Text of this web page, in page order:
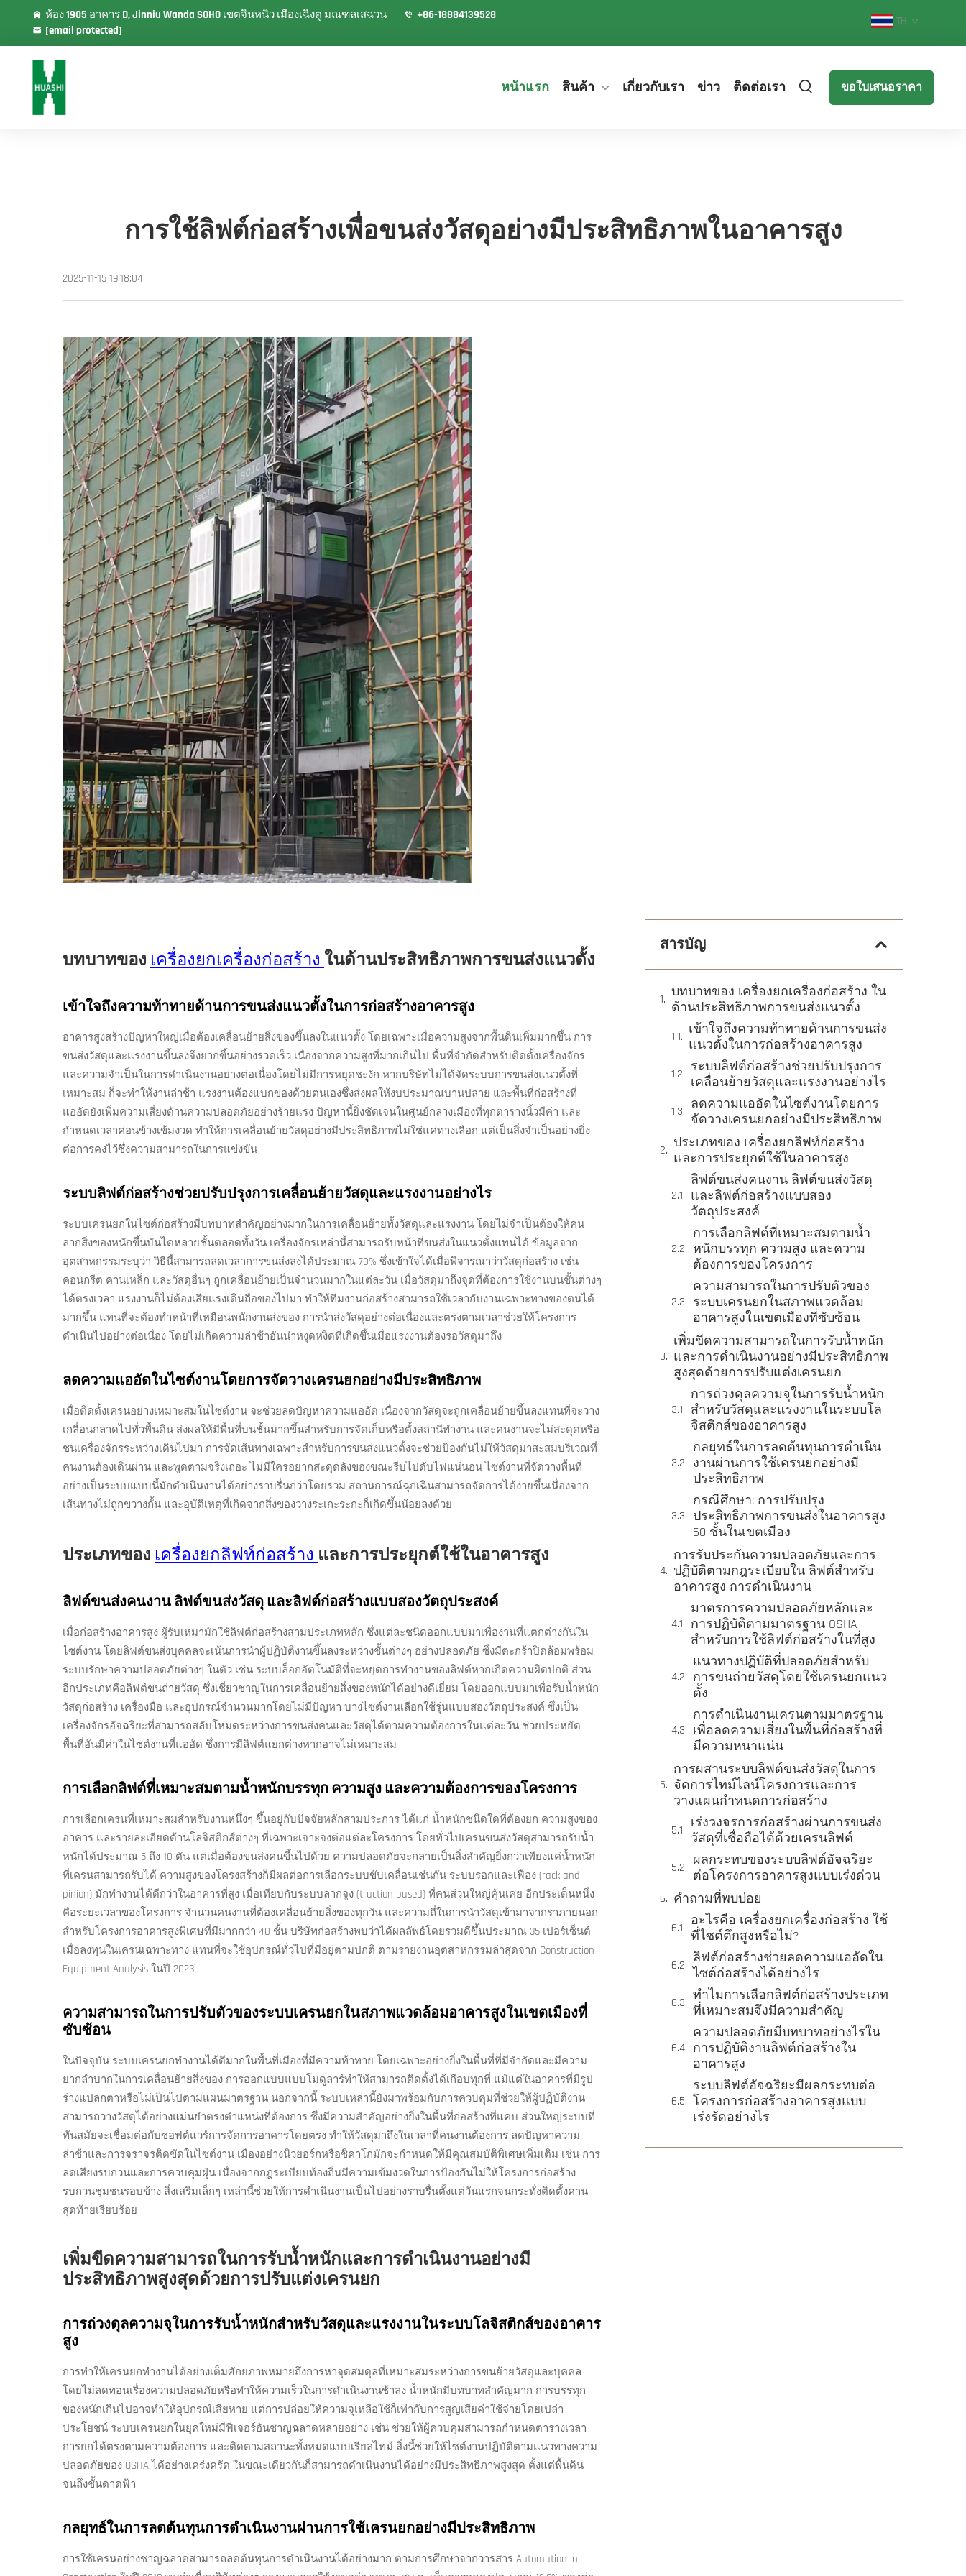
ห้อง 1905 อาคาร D, Jinniu Wanda SOHO เขตจินหนิว เมืองเฉิงตู มณฑลเสฉวน
+86-18884139528
[email protected]
TH
หน้าแรก สินค้า เกี่ยวกับเรา ข่าว ติดต่อเรา ขอใบเสนอราคา
การใช้ลิฟต์ก่อสร้างเพื่อขนส่งวัสดุอย่างมีประสิทธิภาพในอาคารสูง
2025-11-15 19:18:04
บทบาทของ เครื่องยกเครื่องก่อสร้าง ในด้านประสิทธิภาพการขนส่งแนวตั้ง
เข้าใจถึงความท้าทายด้านการขนส่งแนวตั้งในการก่อสร้างอาคารสูง
อาคารสูงสร้างปัญหาใหญ่เมื่อต้องเคลื่อนย้ายสิ่งของขึ้นลงในแนวตั้ง โดยเฉพาะเมื่อความสูงจากพื้นดินเพิ่มมากขึ้น การ
ขนส่งวัสดุและแรงงานขึ้นลงจึงยากขึ้นอย่างรวดเร็ว เนื่องจากความสูงที่มากเกินไป พื้นที่จำกัดสำหรับติดตั้งเครื่องจักร
และความจำเป็นในการดำเนินงานอย่างต่อเนื่องโดยไม่มีการหยุดชะงัก หากบริษัทไม่ได้จัดระบบการขนส่งแนวตั้งที่
เหมาะสม ก็จะทำให้งานล่าช้า แรงงานต้องแบกของด้วยตนเองซึ่งส่งผลให้งบประมาณบานปลาย และพื้นที่ก่อสร้างที่
แออัดยังเพิ่มความเสี่ยงด้านความปลอดภัยอย่างร้ายแรง ปัญหานี้ยิ่งชัดเจนในศูนย์กลางเมืองที่ทุกตารางนิ้วมีค่า และ
กำหนดเวลาค่อนข้างเข้มงวด ทำให้การเคลื่อนย้ายวัสดุอย่างมีประสิทธิภาพไม่ใช่แค่ทางเลือก แต่เป็นสิ่งจำเป็นอย่างยิ่ง
ต่อการคงไว้ซึ่งความสามารถในการแข่งขัน
ระบบลิฟต์ก่อสร้างช่วยปรับปรุงการเคลื่อนย้ายวัสดุและแรงงานอย่างไร
ระบบเครนยกในไซต์ก่อสร้างมีบทบาทสำคัญอย่างมากในการเคลื่อนย้ายทั้งวัสดุและแรงงาน โดยไม่จำเป็นต้องให้คน
ลากสิ่งของหนักขึ้นบันไดหลายชั้นตลอดทั้งวัน เครื่องจักรเหล่านี้สามารถรับหน้าที่ขนส่งในแนวตั้งแทนได้ ข้อมูลจาก
อุตสาหกรรมระบุว่า วิธีนี้สามารถลดเวลาการขนส่งลงได้ประมาณ 70% ซึ่งเข้าใจได้เมื่อพิจารณาว่าวัสดุก่อสร้าง เช่น
คอนกรีต คานเหล็ก และวัสดุอื่นๆ ถูกเคลื่อนย้ายเป็นจำนวนมากในแต่ละวัน เมื่อวัสดุมาถึงจุดที่ต้องการใช้งานบนชั้นต่างๆ
ได้ตรงเวลา แรงงานก็ไม่ต้องเสียแรงเดินถือของไปมา ทำให้ทีมงานก่อสร้างสามารถใช้เวลากับงานเฉพาะทางของตนได้
มากขึ้น แทนที่จะต้องทำหน้าที่เหมือนพนักงานส่งของ การนำส่งวัสดุอย่างต่อเนื่องและตรงตามเวลาช่วยให้โครงการ
ดำเนินไปอย่างต่อเนื่อง โดยไม่เกิดความล่าช้าอันน่าหงุดหงิดที่เกิดขึ้นเมื่อแรงงานต้องรอวัสดุมาถึง
ลดความแออัดในไซต์งานโดยการจัดวางเครนยกอย่างมีประสิทธิภาพ
เมื่อติดตั้งเครนอย่างเหมาะสมในไซต์งาน จะช่วยลดปัญหาความแออัด เนื่องจากวัสดุจะถูกเคลื่อนย้ายขึ้นลงแทนที่จะวาง
เกลื่อนกลาดไปทั่วพื้นดิน ส่งผลให้มีพื้นที่บนชั้นมากขึ้นสำหรับการจัดเก็บหรือตั้งสถานีทำงาน และคนงานจะไม่สะดุดหรือ
ชนเครื่องจักรระหว่างเดินไปมา การจัดเส้นทางเฉพาะสำหรับการขนส่งแนวตั้งจะช่วยป้องกันไม่ให้วัสดุมาสะสมบริเวณที่
คนงานต้องเดินผ่าน และพูดตามจริงเถอะ ไม่มีใครอยากสะดุดลังของขณะรีบไปดับไฟแน่นอน ไซต์งานที่จัดวางพื้นที่
อย่างเป็นระบบแบบนี้มักดำเนินงานได้อย่างราบรื่นกว่าโดยรวม สถานการณ์ฉุกเฉินสามารถจัดการได้ง่ายขึ้นเนื่องจาก
เส้นทางไม่ถูกขวางกั้น และอุบัติเหตุที่เกิดจากสิ่งของวางระเกะระกะก็เกิดขึ้นน้อยลงด้วย
ประเภทของ เครื่องยกลิฟท์ก่อสร้าง และการประยุกต์ใช้ในอาคารสูง
ลิฟต์ขนส่งคนงาน ลิฟต์ขนส่งวัสดุ และลิฟต์ก่อสร้างแบบสองวัตถุประสงค์
เมื่อก่อสร้างอาคารสูง ผู้รับเหมามักใช้ลิฟต์ก่อสร้างสามประเภทหลัก ซึ่งแต่ละชนิดออกแบบมาเพื่องานที่แตกต่างกันใน
ไซต์งาน โดยลิฟต์ขนส่งบุคคลจะเน้นการนำผู้ปฏิบัติงานขึ้นลงระหว่างชั้นต่างๆ อย่างปลอดภัย ซึ่งมีตะกร้าปิดล้อมพร้อม
ระบบรักษาความปลอดภัยต่างๆ ในตัว เช่น ระบบล็อกอัตโนมัติที่จะหยุดการทำงานของลิฟต์หากเกิดความผิดปกติ ส่วน
อีกประเภทคือลิฟต์ขนถ่ายวัสดุ ซึ่งเชี่ยวชาญในการเคลื่อนย้ายสิ่งของหนักได้อย่างดีเยี่ยม โดยออกแบบมาเพื่อรับน้ำหนัก
วัสดุก่อสร้าง เครื่องมือ และอุปกรณ์จำนวนมากโดยไม่มีปัญหา บางไซต์งานเลือกใช้รุ่นแบบสองวัตถุประสงค์ ซึ่งเป็น
เครื่องจักรอัจฉริยะที่สามารถสลับโหมดระหว่างการขนส่งคนและวัสดุได้ตามความต้องการในแต่ละวัน ช่วยประหยัด
พื้นที่อันมีค่าในไซต์งานที่แออัด ซึ่งการมีลิฟต์แยกต่างหากอาจไม่เหมาะสม
การเลือกลิฟต์ที่เหมาะสมตามน้ำหนักบรรทุก ความสูง และความต้องการของโครงการ
การเลือกเครนที่เหมาะสมสำหรับงานหนึ่งๆ ขึ้นอยู่กับปัจจัยหลักสามประการ ได้แก่ น้ำหนักชนิดใดที่ต้องยก ความสูงของ
อาคาร และรายละเอียดด้านโลจิสติกส์ต่างๆ ที่เฉพาะเจาะจงต่อแต่ละโครงการ โดยทั่วไปเครนขนส่งวัสดุสามารถรับน้ำ
หนักได้ประมาณ 5 ถึง 10 ตัน แต่เมื่อต้องขนส่งคนขึ้นไปด้วย ความปลอดภัยจะกลายเป็นสิ่งสำคัญยิ่งกว่าเพียงแค่น้ำหนัก
ที่เครนสามารถรับได้ ความสูงของโครงสร้างก็มีผลต่อการเลือกระบบขับเคลื่อนเช่นกัน ระบบรอกและเฟือง (rack and
pinion) มักทำงานได้ดีกว่าในอาคารที่สูง เมื่อเทียบกับระบบลากจูง (traction based) ที่คนส่วนใหญ่คุ้นเคย อีกประเด็นหนึ่ง
คือระยะเวลาของโครงการ จำนวนคนงานที่ต้องเคลื่อนย้ายสิ่งของทุกวัน และความถี่ในการนำวัสดุเข้ามาจากราภายนอก
สำหรับโครงการอาคารสูงพิเศษที่มีมากกว่า 40 ชั้น บริษัทก่อสร้างพบว่าได้ผลลัพธ์โดยรวมดีขึ้นประมาณ 35 เปอร์เซ็นต์
เมื่อลงทุนในเครนเฉพาะทาง แทนที่จะใช้อุปกรณ์ทั่วไปที่มีอยู่ตามปกติ ตามรายงานอุตสาหกรรมล่าสุดจาก Construction
Equipment Analysis ในปี 2023
ความสามารถในการปรับตัวของระบบเครนยกในสภาพแวดล้อมอาคารสูงในเขตเมืองที่
ซับซ้อน
ในปัจจุบัน ระบบเครนยกทำงานได้ดีมากในพื้นที่เมืองที่มีความท้าทาย โดยเฉพาะอย่างยิ่งในพื้นที่ที่มีจำกัดและมีความ
ยากลำบากในการเคลื่อนย้ายสิ่งของ การออกแบบแบบโมดูลาร์ทำให้สามารถติดตั้งได้เกือบทุกที่ แม้แต่ในอาคารที่มีรูป
ร่างแปลกตาหรือไม่เป็นไปตามแผนมาตรฐาน นอกจากนี้ ระบบเหล่านี้ยังมาพร้อมกับการควบคุมที่ช่วยให้ผู้ปฏิบัติงาน
สามารถวางวัสดุได้อย่างแม่นยำตรงตำแหน่งที่ต้องการ ซึ่งมีความสำคัญอย่างยิ่งในพื้นที่ก่อสร้างที่แคบ ส่วนใหญ่ระบบที่
ทันสมัยจะเชื่อมต่อกับซอฟต์แวร์การจัดการอาคารโดยตรง ทำให้วัสดุมาถึงในเวลาที่คนงานต้องการ ลดปัญหาความ
ล่าช้าและการจราจรติดขัดในไซต์งาน เมืองอย่างนิวยอร์กหรือชิคาโกมักจะกำหนดให้มีคุณสมบัติพิเศษเพิ่มเติม เช่น การ
ลดเสียงรบกวนและการควบคุมฝุ่น เนื่องจากกฎระเบียบท้องถิ่นมีความเข้มงวดในการป้องกันไม่ให้โครงการก่อสร้าง
รบกวนชุมชนรอบข้าง สิ่งเสริมเล็กๆ เหล่านี้ช่วยให้การดำเนินงานเป็นไปอย่างราบรื่นตั้งแต่วันแรกจนกระทั่งติดตั้งคาน
สุดท้ายเรียบร้อย
เพิ่มขีดความสามารถในการรับน้ำหนักและการดำเนินงานอย่างมี
ประสิทธิภาพสูงสุดด้วยการปรับแต่งเครนยก
การถ่วงดุลความจุในการรับน้ำหนักสำหรับวัสดุและแรงงานในระบบโลจิสติกส์ของอาคาร
สูง
การทำให้เครนยกทำงานได้อย่างเต็มศักยภาพหมายถึงการหาจุดสมดุลที่เหมาะสมระหว่างการขนย้ายวัสดุและบุคคล
โดยไม่ลดทอนเรื่องความปลอดภัยหรือทำให้ความเร็วในการดำเนินงานช้าลง น้ำหนักมีบทบาทสำคัญมาก การบรรทุก
ของหนักเกินไปอาจทำให้อุปกรณ์เสียหาย แต่การปล่อยให้ความจุเหลือใช้ก็เท่ากับการสูญเสียค่าใช้จ่ายโดยเปล่า
ประโยชน์ ระบบเครนยกในยุคใหม่มีฟีเจอร์อันชาญฉลาดหลายอย่าง เช่น ช่วยให้ผู้ควบคุมสามารถกำหนดตารางเวลา
การยกได้ตรงตามความต้องการ และติดตามสถานะทั้งหมดแบบเรียลไทม์ สิ่งนี้ช่วยให้ไซต์งานปฏิบัติตามแนวทางความ
ปลอดภัยของ OSHA ได้อย่างเคร่งครัด ในขณะเดียวกันก็สามารถดำเนินงานได้อย่างมีประสิทธิภาพสูงสุด ตั้งแต่พื้นดิน
จนถึงชั้นดาดฟ้า
กลยุทธ์ในการลดต้นทุนการดำเนินงานผ่านการใช้เครนยกอย่างมีประสิทธิภาพ
การใช้เครนอย่างชาญฉลาดสามารถลดต้นทุนการดำเนินงานได้อย่างมาก ตามการศึกษาจากวารสาร Automation in
สารบัญ
บทบาทของ เครื่องยกเครื่องก่อสร้าง ใน
ด้านประสิทธิภาพการขนส่งแนวตั้ง
เข้าใจถึงความท้าทายด้านการขนส่ง
แนวตั้งในการก่อสร้างอาคารสูง
ระบบลิฟต์ก่อสร้างช่วยปรับปรุงการ
เคลื่อนย้ายวัสดุและแรงงานอย่างไร
ลดความแออัดในไซต์งานโดยการ
จัดวางเครนยกอย่างมีประสิทธิภาพ
ประเภทของ เครื่องยกลิฟท์ก่อสร้าง
และการประยุกต์ใช้ในอาคารสูง
ลิฟต์ขนส่งคนงาน ลิฟต์ขนส่งวัสดุ
และลิฟต์ก่อสร้างแบบสอง
วัตถุประสงค์
การเลือกลิฟต์ที่เหมาะสมตามน้ำ
หนักบรรทุก ความสูง และความ
ต้องการของโครงการ
ความสามารถในการปรับตัวของ
ระบบเครนยกในสภาพแวดล้อม
อาคารสูงในเขตเมืองที่ซับซ้อน
เพิ่มขีดความสามารถในการรับน้ำหนัก
และการดำเนินงานอย่างมีประสิทธิภาพ
สูงสุดด้วยการปรับแต่งเครนยก
การถ่วงดุลความจุในการรับน้ำหนัก
สำหรับวัสดุและแรงงานในระบบโล
จิสติกส์ของอาคารสูง
กลยุทธ์ในการลดต้นทุนการดำเนิน
งานผ่านการใช้เครนยกอย่างมี
ประสิทธิภาพ
กรณีศึกษา: การปรับปรุง
ประสิทธิภาพการขนส่งในอาคารสูง
60 ชั้นในเขตเมือง
การรับประกันความปลอดภัยและการ
ปฏิบัติตามกฎระเบียบใน ลิฟต์สำหรับ
อาคารสูง การดําเนินงาน
มาตรการความปลอดภัยหลักและ
การปฏิบัติตามมาตรฐาน OSHA
สำหรับการใช้ลิฟต์ก่อสร้างในที่สูง
แนวทางปฏิบัติที่ปลอดภัยสำหรับ
การขนถ่ายวัสดุโดยใช้เครนยกแนว
ตั้ง
การดำเนินงานเครนตามมาตรฐาน
เพื่อลดความเสี่ยงในพื้นที่ก่อสร้างที่
มีความหนาแน่น
การผสานระบบลิฟต์ขนส่งวัสดุในการ
จัดการไทม์ไลน์โครงการและการ
วางแผนกำหนดการก่อสร้าง
เร่งวงจรการก่อสร้างผ่านการขนส่ง
วัสดุที่เชื่อถือได้ด้วยเครนลิฟต์
ผลกระทบของระบบลิฟต์อัจฉริยะ
ต่อโครงการอาคารสูงแบบเร่งด่วน
คำถามที่พบบ่อย
อะไรคือ เครื่องยกเครื่องก่อสร้าง ใช้
ที่ไซต์ตึกสูงหรือไม่?
ลิฟต์ก่อสร้างช่วยลดความแออัดใน
ไซต์ก่อสร้างได้อย่างไร
ทำไมการเลือกลิฟต์ก่อสร้างประเภท
ที่เหมาะสมจึงมีความสำคัญ
ความปลอดภัยมีบทบาทอย่างไรใน
การปฏิบัติงานลิฟต์ก่อสร้างใน
อาคารสูง
ระบบลิฟต์อัจฉริยะมีผลกระทบต่อ
โครงการก่อสร้างอาคารสูงแบบ
เร่งรัดอย่างไร